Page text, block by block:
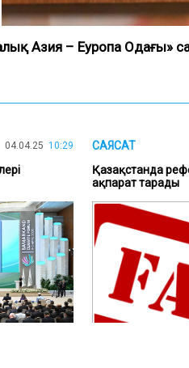
Азия – Еуропа Одағы»
04.04.25 10:29 САЯСАТ
Қазақстанда
ақпарат тарады